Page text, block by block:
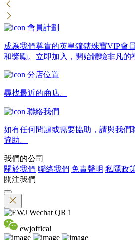
會員計劃
成為我們尊貴的英皇鐘錶珠寶VIP會
和獎勵。立即加入，開始體驗非凡的
分店位置
尋找最近的商店。
聯絡我們
如有任何問題或需要協助，請與我們
協助。
我們的公司
關於我們 聯絡我們 免責聲明 私隱政
關注我們
ewjoffical